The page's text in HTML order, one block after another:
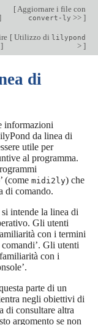
[Aggiornare i file con
convert-ly >> ]
]
[Utilizzo di lilypond
> ]
di
informazioni
da linea di
utile per
al programma.
(come midi2ly) che
di comando.
intende la linea di
Gli utenti
con i termini
comandi’. Gli utenti
con i
parte di un
negli obiettivi di
di consultare altra
argomento se non